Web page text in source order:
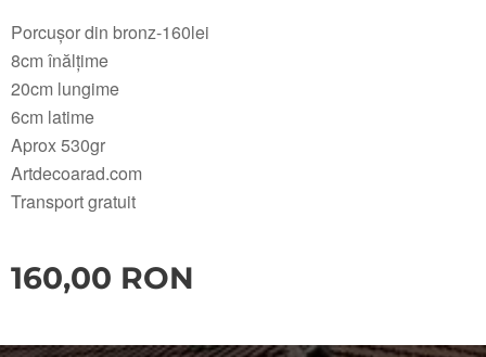
Porcușor din bronz-160lei
8cm înălțime
20cm lungime
6cm latime
Aprox 530gr
Artdecoarad.com
Transport gratuit
160,00 RON